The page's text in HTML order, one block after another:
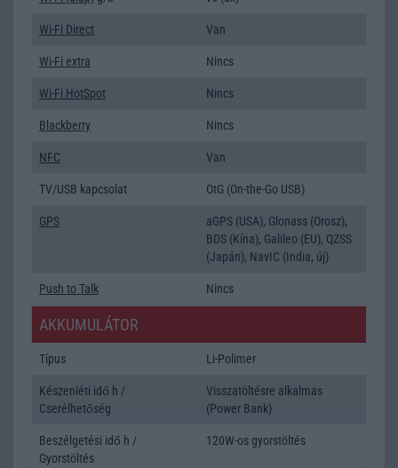
Wi-Fi Direct Van
Wi-Fi extra Nincs
Wi-Fi HotSpot Nincs
Blackberry Nincs
NFC Van
TV/USB kapcsolat OtG (On-the-Go USB)
GPS
aGPS (USA), Glonass (Orosz),
BDS (Kína), Galileo (EU), QZSS
(Japán), NavIC (India, új)
Push to Talk Nincs
AKKUMULÁTOR
Típus Li-Polimer
Készenléti idő h /
Cserélhetőség
Visszatöltésre alkalmas
(Power Bank)
Beszélgetési idő h /
Gyorstöltés
120W-os gyorstöltés